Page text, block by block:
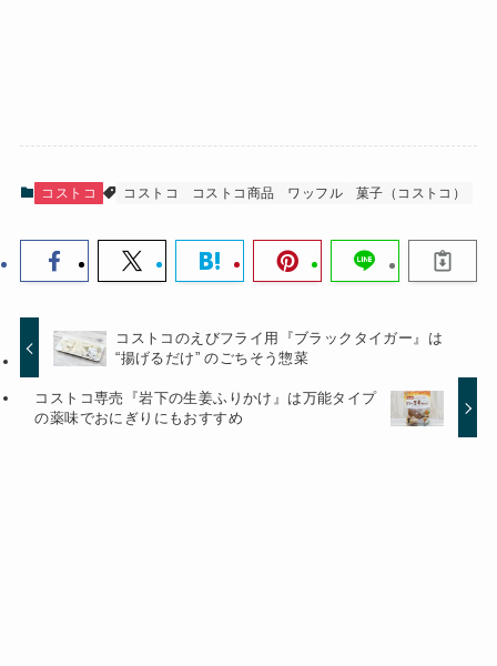
コストコ コストコ コストコ商品 ワッフル 菓子（コストコ）
コストコのえびフライ用『ブラックタイガー』は
“揚げるだけ” のごちそう惣菜
コストコ専売『岩下の生姜ふりかけ』は万能タイプ
の薬味でおにぎりにもおすすめ